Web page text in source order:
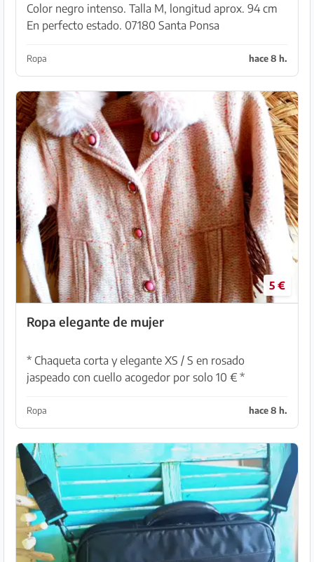
Color negro intenso. Talla M, longitud aprox. 94 cm
En perfecto estado. 07180 Santa Ponsa
Ropa hace 8 h.
5 €
Ropa elegante de mujer
* Chaqueta corta y elegante XS / S en rosado
jaspeado con cuello acogedor por solo 10 € *
cuentas. Maravillosamente calentita por 5 € *
Vestido largo M e...
Ropa hace 8 h.